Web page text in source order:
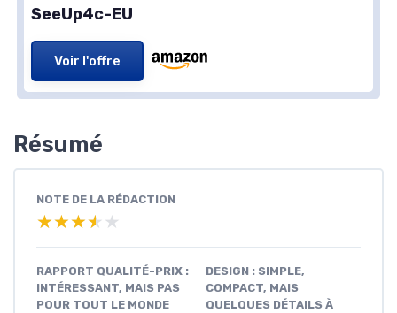
SeeUp4c-EU
Voir l'offre
Résumé
NOTE DE LA RÉDACTION
★★★★★
★★★★★
RAPPORT QUALITÉ-PRIX :
INTÉRESSANT, MAIS PAS
POUR TOUT LE MONDE
DESIGN : SIMPLE,
COMPACT, MAIS
QUELQUES DÉTAILS À